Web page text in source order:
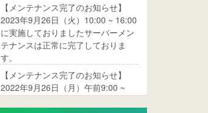
【メンテナンス完了のお知らせ】
2023年9月26日（火）10:00 ~ 16:00
に実施しておりましたサーバーメン
テナンスは正常に完了しておりま
す。
【メンテナンス完了のお知らせ】
2022年9月26日（月）午前9:00 ~